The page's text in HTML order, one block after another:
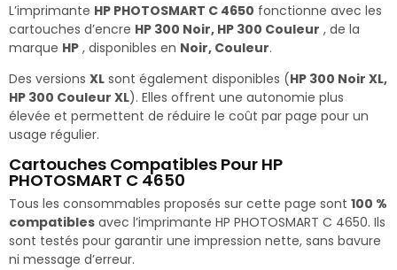
L’imprimante HP PHOTOSMART C 4650 fonctionne avec les
cartouches d’encre HP 300 Noir, HP 300 Couleur , de la
marque HP , disponibles en Noir, Couleur.
Des versions XL sont également disponibles (HP 300 Noir XL,
HP 300 Couleur XL). Elles offrent une autonomie plus
élevée et permettent de réduire le coût par page pour un
usage régulier.
Cartouches Compatibles Pour HP
PHOTOSMART C 4650
Tous les consommables proposés sur cette page sont 100 %
compatibles avec l’imprimante HP PHOTOSMART C 4650. Ils
sont testés pour garantir une impression nette, sans bavure
ni message d’erreur.